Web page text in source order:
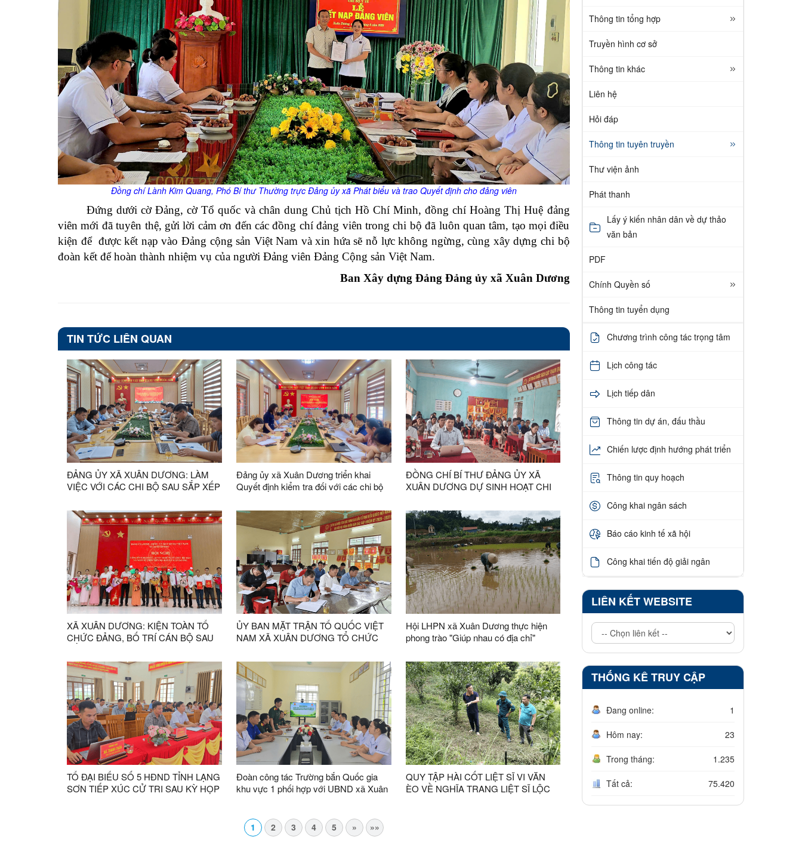
Đồng chí Lành Kim Quang, Phó Bí thư Thường trực Đảng ủyxã Phát biểu và trao Quyết định cho đảng viên
Đứng dưới cờ Đảng, cờ Tổ quốc và chân dung Chủ tịch Hồ Chí Minh, đồng chí Hoàng Thị Huệ đảng
viên mới đã tuyên thệ, gửi lời cảm ơn đến các đồng chí đảng viên trong chi bộ đã luôn quan tâm, tạo mọi điều
kiện để được kết nạp vào Đảng cộng sản Việt Nam và xin hứa sẽ nỗ lực không ngừng, cùng xây dựng chi bộ
đoàn kết để hoàn thành nhiệm vụ của người Đảng viên Đảng Cộng sản Việt Nam.
Ban Xây dựng Đảng Đảng ủy xã Xuân Dương
TIN TỨC LIÊN QUAN
ĐẢNG ỦY XÃ XUÂN DƯƠNG: LÀM
VIỆC VỚI CÁC CHI BỘ SAU SẮP XẾP
Đảng ủy xã Xuân Dương triển khai
Quyết định kiểm tra đối với các chi bộ
ĐỒNG CHÍ BÍ THƯ ĐẢNG ỦY XÃ
XUÂN DƯƠNG DỰ SINH HOẠT CHI
KHÒN MÙM
XÃ XUÂN DƯƠNG: KIỆN TOÀN TỔ
CHỨC ĐẢNG, BỐ TRÍ CÁN BỘ SAU
ỦY BAN MẶT TRẬN TỔ QUỐC VIỆT
NAM XÃ XUÂN DƯƠNG TỔ CHỨC
2025-2030
Hội LHPN xã Xuân Dương thực hiện
phong trào "Giúp nhau có địa chỉ"
TỔ ĐẠI BIỂU SỐ 5 HĐND TỈNH LẠNG
SƠN TIẾP XÚC CỬ TRI SAU KỲ HỌP
Đoàn công tác Trường bắn Quốc gia
khu vực 1 phối hợp với UBND xã Xuân
sách và người nghèo trên địa bàn xã
Xuân Dương
QUY TẬP HÀI CỐT LIỆT SĨ VI VĂN
ÈO VỀ NGHĨA TRANG LIỆT SĨ LỘC
1 2 3 4 5 » »»
Thông tin tổng hợp
Truyền hình cơ sở
Thông tin khác
Liên hệ
Hỏi đáp
Thông tin tuyên truyền
Thư viện ảnh
Phát thanh
Lấy ý kiến nhân dân về dự thảo
văn bản
PDF
Chính Quyền số
Thông tin tuyển dụng
Chương trình công tác trọng tâm
Lịch công tác
Lịch tiếp dân
Thông tin dự án, đấu thầu
Chiến lược định hướng phát triển
Thông tin quy hoạch
Công khai ngân sách
Báo cáo kinh tế xã hội
Công khai tiến độ giải ngân
LIÊN KẾT WEBSITE
THỐNG KÊ TRUY CẬP
Đang online: 1
Hôm nay: 23
Trong tháng: 1.235
Tất cả: 75.420